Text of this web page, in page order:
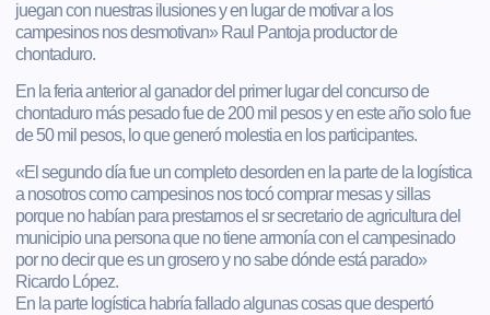
juegan con nuestras ilusiones y en lugar de motivar a los
campesinos nos desmotivan» Raul Pantoja productor de
chontaduro.
En la feria anterior al ganador del primer lugar del concurso de
chontaduro más pesado fue de 200 mil pesos y en este año solo fue
de 50 mil pesos, lo que generó molestia en los participantes.
«El segundo día fue un completo desorden en la parte de la logística
a nosotros como campesinos nos tocó comprar mesas y sillas
porque no habían para prestarnos el sr secretario de agricultura del
municipio una persona que no tiene armonía con el campesinado
por no decir que es un grosero y no sabe dónde está parado»
Ricardo López.
En la parte logística habría fallado algunas cosas que despertó